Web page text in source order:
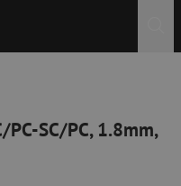
PC-SC/PC, 1.8mm,